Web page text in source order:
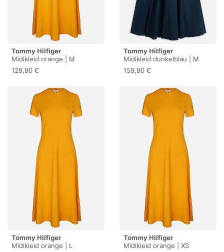
Tommy Hilfiger
Midikleid orange | M
129,90 €
Tommy Hilfiger
Midikleid dunkelblau | M
159,90 €
Tommy Hilfiger
Midikleid orange | L
Tommy Hilfiger
Midikleid orange | XS